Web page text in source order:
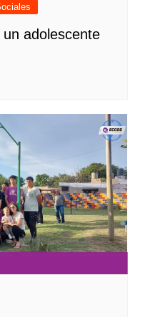
adolescente